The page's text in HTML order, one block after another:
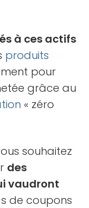
à ces actifs
produits
pour
grâce au
« zéro
souhaitez
des
vaudront
de coupons